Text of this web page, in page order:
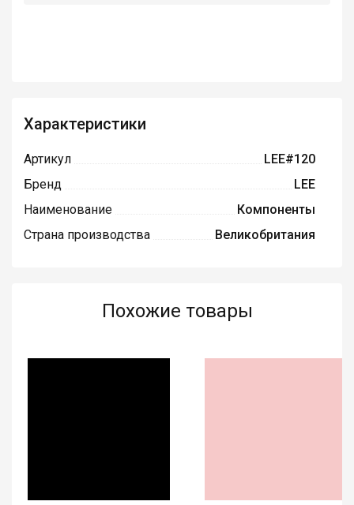
Характеристики
Артикул
LEE#120
Бренд
LEE
Наименование
Компоненты
Страна производства
Великобритания
Похожие товары